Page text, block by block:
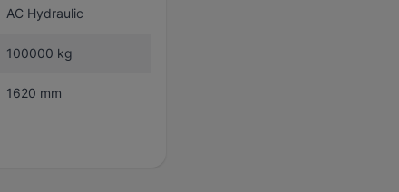
AC Hydraulic
100000 kg
1620 mm